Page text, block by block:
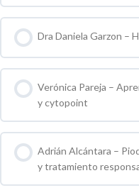
0 % COMPLETO 0 / 0
Dra Daniela Garzon –
0 % COMPLETO 0 / 0
Verónica Pareja –
y cytopoint
0 % COMPLETO 0 / 0
Adrián Alcántara –
y tratamiento
0 % COMPLETO 0 / 0